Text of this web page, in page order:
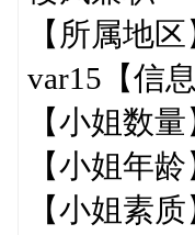
【所属
var15【
【小姐
【小姐
【小姐